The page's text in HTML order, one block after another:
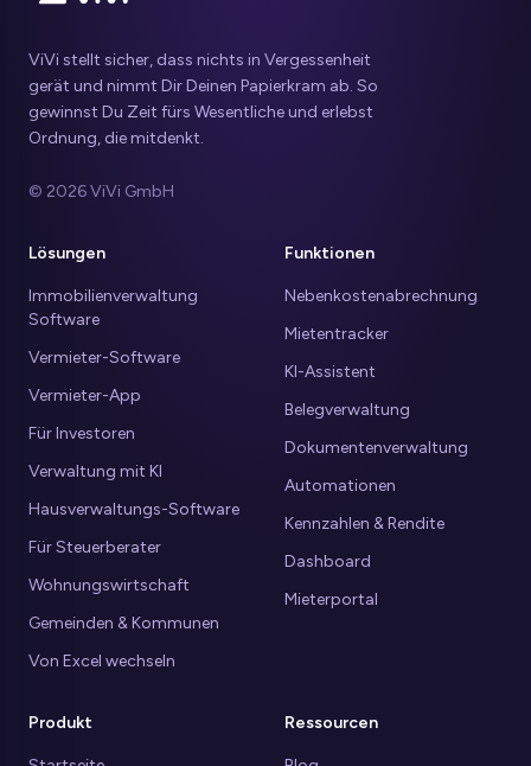
ViVi stellt sicher, dass nichts in Vergessenheit
gerät und nimmt Dir Deinen Papierkram ab. So
gewinnst Du Zeit fürs Wesentliche und erlebst
Ordnung, die mitdenkt.
© 2026 ViVi GmbH
Produkt
Funktionen
Nebenkostenabrechnung
Mietentracker
KI-Assistent
Belegverwaltung
Dokumentenverwaltung
Automationen
Kennzahlen & Rendite
Dashboard
Mieterportal
Lösungen
Immobilienverwaltung
Software
Vermieter-Software
Vermieter-App
Für Investoren
Verwaltung mit KI
Hausverwaltungs-Software
Für Steuerberater
Wohnungswirtschaft
Gemeinden & Kommunen
Von Excel wechseln
Ressourcen